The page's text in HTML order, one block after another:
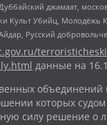
джамаат,
Культ Убийц, Молодёжь
Русский
данные на
объединений
которых
силу решение о